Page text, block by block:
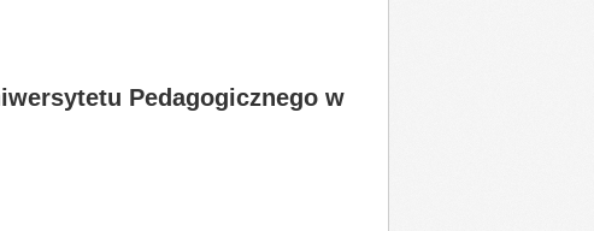
Pedagogicznego w